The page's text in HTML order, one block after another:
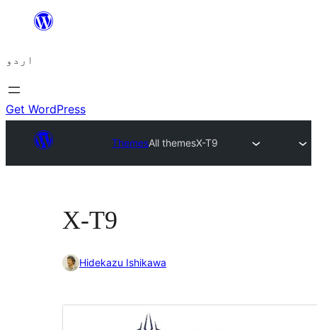
چھوڑیں
پر
جائیں
اردو
Get WordPress
ThemesAll themesX-T9
X-T9
Hidekazu Ishikawa